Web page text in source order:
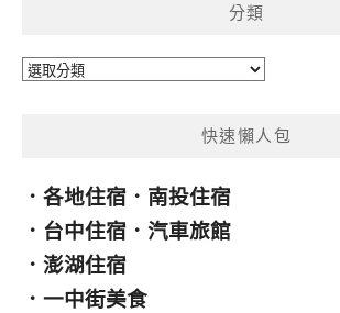
分類
分
快速懶人包
． 各地住宿 ． 南投住宿
． 台中住宿 ． 汽車旅館
． 澎湖住宿
． 一中街美食